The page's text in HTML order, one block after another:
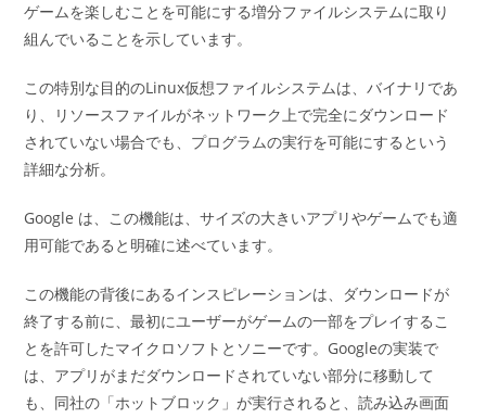
ゲームを楽しむことを可能にする増分ファイルシステムに取り
組んでいることを示しています。
この特別な目的のLinux仮想ファイルシステムは、バイナリであ
り、リソースファイルがネットワーク上で完全にダウンロード
されていない場合でも、プログラムの実行を可能にするという
詳細な分析。
Google は、この機能は、サイズの大きいアプリやゲームでも適
用可能であると明確に述べています。
この機能の背後にあるインスピレーションは、ダウンロードが
終了する前に、最初にユーザーがゲームの一部をプレイするこ
とを許可したマイクロソフトとソニーです。Googleの実装で
は、アプリがまだダウンロードされていない部分に移動して
も、同社の「ホットブロック」が実行されると、読み込み画面